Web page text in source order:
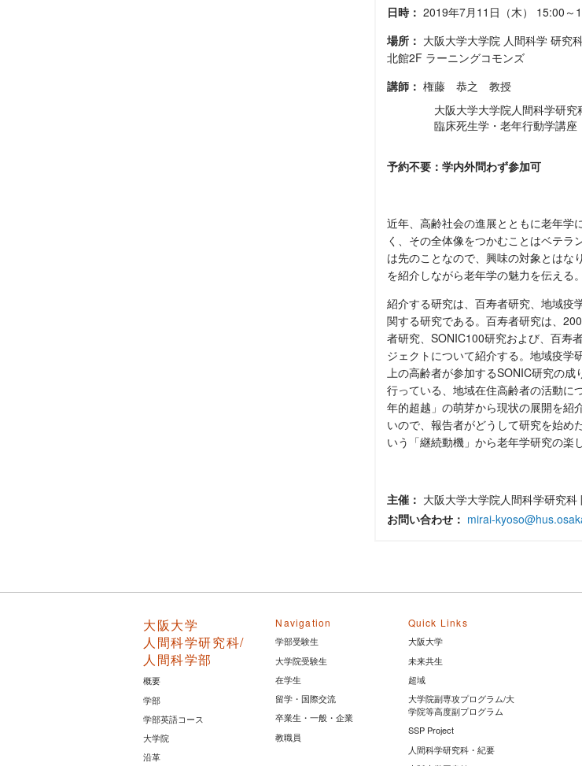
日時： 2019年7月11日（木） 15:00～
場所： 大阪大学大学院 人間科学 研究
北館2F ラーニングコモンズ
講師： 権藤 恭之 教授
大阪大学大学院人間科学研究
臨床死生学・老年行動学講座
予約不要：学内外問わず参加可
近年、高齢社会の進展とともに老年学
く、その全体像をつかむことはベテ
は先のことなので、興味の対象とはな
を紹介しながら老年学の魅力を伝える。
紹介する研究は、百寿者研究、地域疫
関する研究である。百寿者研究は、
者研究、SONIC100研究および、百寿
ジェクトについて紹介する。地域疫学
上の高齢者が参加するSONIC研究の
行っている、地域在住高齢者の活動に
年的超越」の萌芽から現状の展開を紹
いので、報告者がどうして研究を始め
いう「継続動機」から老年学研究の楽
主催： 大阪大学大学院人間科学研究
お問い合わせ： mirai-
大阪大学
人間科学研究科/
人間科学部
概要
学部
学部英語コース
大学院
沿革
Navigation
学部受験生
大学院受験生
在学生
留学・国際交流
卒業生・一般・企業
教職員
Quick Links
大阪大学
未来共生
超域
大学院副専攻プログラム/大
学院等高度副プログラム
SSP Project
人間科学研究科・紀要